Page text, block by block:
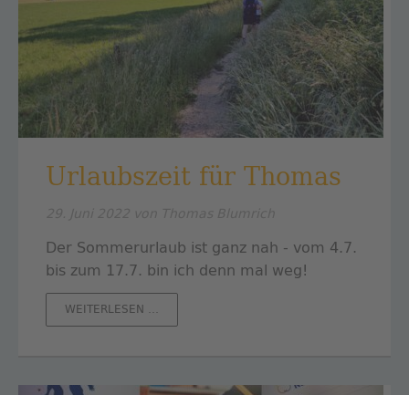
Urlaubszeit für Thomas
Der Sommerurlaub ist ganz nah - vom 4.7.
bis zum 17.7. bin ich denn mal weg!
WEITERLESEN …